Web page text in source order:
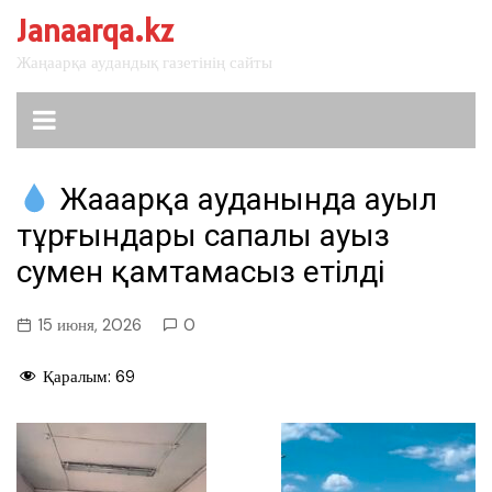
содержанию
Janaarqa.kz
Жаңаарқа аудандық газетінің сайты
Жаңаарқа ауданында ауыл
тұрғындары сапалы ауыз
сумен қамтамасыз етілді
15 июня, 2026 0
Қаралым: 69